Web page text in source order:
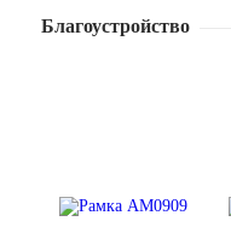
Благоустройство